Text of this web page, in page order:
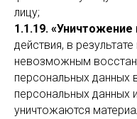
лицу;
1.1.19.
действия, в
невозможным
персональных данных
персональных данных
уничтожаются